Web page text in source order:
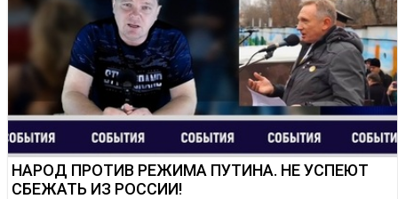
НАРОД ПРОТИВ РЕЖИМА ПУТИНА. НЕ УСПЕЮТ
СБЕЖАТЬ ИЗ РОССИИ!